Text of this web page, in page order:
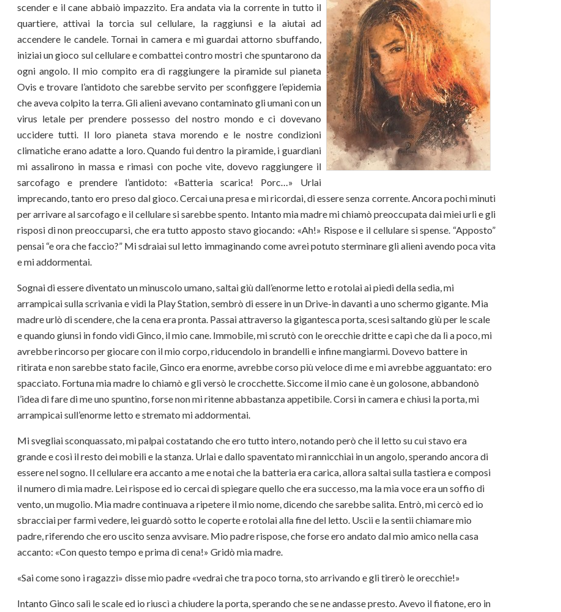
scender e il cane abbaiò impazzito. Era andata via la corrente in tutto il
quartiere, attivai la torcia sul cellulare, la raggiunsi e la aiutai ad
accendere le candele. Tornai in camera e mi guardai attorno sbuffando,
iniziai un gioco sul cellulare e combattei contro mostri che spuntarono da
ogni angolo. Il mio compito era di raggiungere la piramide sul pianeta
Ovis e trovare l’antidoto che sarebbe servito per sconfiggere l’epidemia
che aveva colpito la terra. Gli alieni avevano contaminato gli umani con un
virus letale per prendere possesso del nostro mondo e ci dovevano
uccidere tutti. Il loro pianeta stava morendo e le nostre condizioni
climatiche erano adatte a loro. Quando fui dentro la piramide, i guardiani
mi assalirono in massa e rimasi con poche vite, dovevo raggiungere il
sarcofago e prendere l’antidoto: «Batteria scarica! Porc…» Urlai
imprecando, tanto ero preso dal gioco. Cercai una presa e mi ricordai, di essere senza corrente. Ancora pochi minuti
per arrivare al sarcofago e il cellulare si sarebbe spento. Intanto mia madre mi chiamò preoccupata dai miei urli e gli
risposi di non preoccuparsi, che era tutto apposto stavo giocando: «Ah!» Rispose e il cellulare si spense. “Apposto”
pensai “e ora che faccio?” Mi sdraiai sul letto immaginando come avrei potuto sterminare gli alieni avendo poca vita
e mi addormentai.
Sognai di essere diventato un minuscolo umano, saltai giù dall’enorme letto e rotolai ai piedi della sedia, mi
arrampicai sulla scrivania e vidi la Play Station, sembrò di essere in un Drive-in davanti a uno schermo gigante. Mia
madre urlò di scendere, che la cena era pronta. Passai attraverso la gigantesca porta, scesi saltando giù per le scale
e quando giunsi in fondo vidi Ginco, il mio cane. Immobile, mi scrutò con le orecchie dritte e capì che da lì a poco, mi
avrebbe rincorso per giocare con il mio corpo, riducendolo in brandelli e infine mangiarmi. Dovevo battere in
ritirata e non sarebbe stato facile, Ginco era enorme, avrebbe corso più veloce di me e mi avrebbe agguantato: ero
spacciato. Fortuna mia madre lo chiamò e gli versò le crocchette. Siccome il mio cane è un golosone, abbandonò
l’idea di fare di me uno spuntino, forse non mi ritenne abbastanza appetibile. Corsi in camera e chiusi la porta, mi
arrampicai sull’enorme letto e stremato mi addormentai.
Mi svegliai sconquassato, mi palpai costatando che ero tutto intero, notando però che il letto su cui stavo era
grande e così il resto dei mobili e la stanza. Urlai e dallo spaventato mi rannicchiai in un angolo, sperando ancora di
essere nel sogno. Il cellulare era accanto a me e notai che la batteria era carica, allora saltai sulla tastiera e composi
il numero di mia madre. Lei rispose ed io cercai di spiegare quello che era successo, ma la mia voce era un soffio di
vento, un mugolio. Mia madre continuava a ripetere il mio nome, dicendo che sarebbe salita. Entrò, mi cercò ed io
sbracciai per farmi vedere, lei guardò sotto le coperte e rotolai alla fine del letto. Uscii e la sentii chiamare mio
padre, riferendo che ero uscito senza avvisare. Mio padre rispose, che forse ero andato dal mio amico nella casa
accanto: «Con questo tempo e prima di cena!» Gridò mia madre.
«Sai come sono i ragazzi» disse mio padre «vedrai che tra poco torna, sto arrivando e gli tirerò le orecchie!»
Intanto Ginco salì le scale ed io riuscì a chiudere la porta, sperando che se ne andasse presto. Avevo il fiatone, ero in